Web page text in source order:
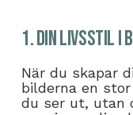
1. Din livsstil i
När du skapar
bilderna en
du ser ut, utan